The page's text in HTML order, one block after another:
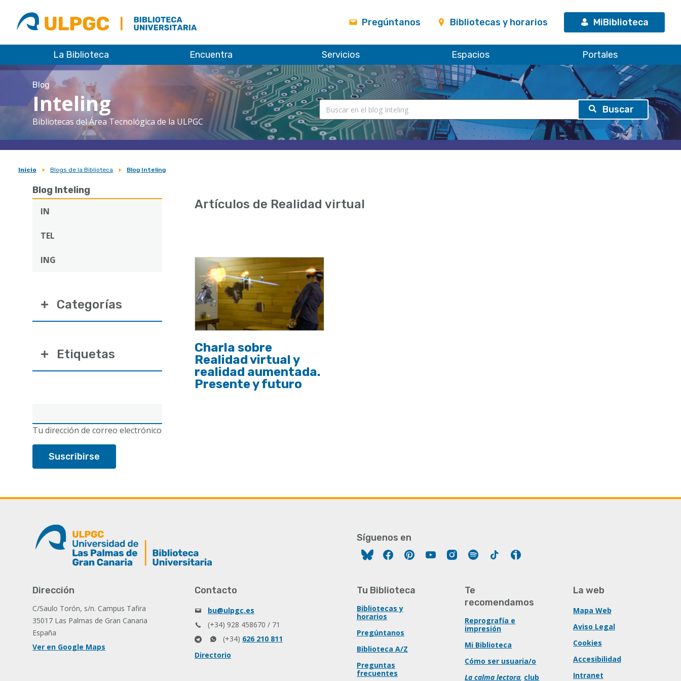
ULPGC
Biblioteca
ULPGC
Pregúntanos Bibliotecas y horarios MiBiblioteca
La Biblioteca Encuentra Servicios Espacios Portales
Blog
Inteling
Bibliotecas del Área Tecnológica de la ULPGC
Sobrescribir
enlaces
ayuda
Inicio Blogs de la Biblioteca Blog Inteling
Blog Inteling
IN
TEL
ING
electrónico
Tu dirección de correo electrónico
Categorías
Etiquetas
Artículos de Realidad virtual
Charla sobre
Realidad virtual y
realidad aumentada.
Presente y futuro
Síguenos en
FacebookPinterestYouTubeInstagram
Spotify Tiktok
Dirección
C/Saulo Torón, s/n. Campus Tafira
35017 Las Palmas de Gran Canaria
España
Ver en Google Maps
Contacto
bu@ulpgc.es
(+34) 928 458670 / 71
(+34) 626 210 811
Directorio
Tu Biblioteca
Bibliotecas y
horarios
Pregúntanos
Biblioteca A/Z
Preguntas
frecuentes
Te
recomendamos
Reprografía e
impresión
Mi Biblioteca
Cómo ser usuaria/o
La calma lectora, club
La web
Mapa Web
Aviso Legal
Cookies
Accesibilidad
Intranet